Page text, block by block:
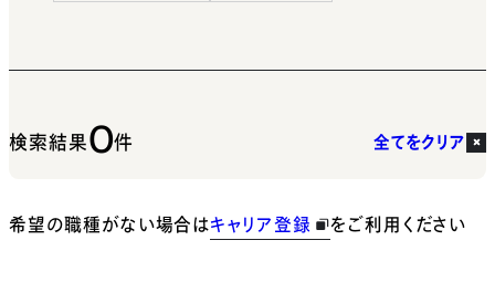
検索結果0件 全てをクリア
希望の職種がない場合はキャリア登録 をご利用ください